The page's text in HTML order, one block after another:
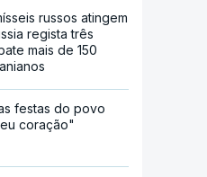
russos atingem
regista três
mais de 150
festas do povo
coração"